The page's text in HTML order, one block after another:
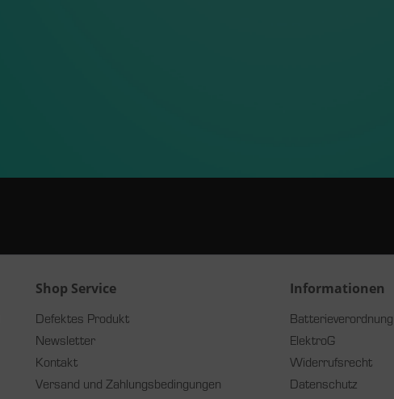
Shop Service
Defektes Produkt
Newsletter
Kontakt
Versand und Zahlungsbedingungen
Informationen
Batterieverordnung
ElektroG
Widerrufsrecht
Datenschutz